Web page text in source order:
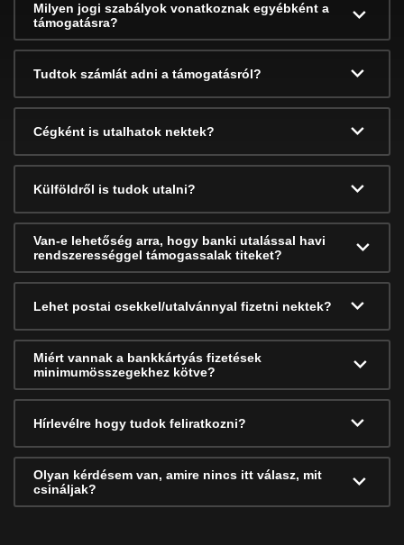
Milyen jogi szabályok vonatkoznak egyébként a
támogatásra?
Tudtok számlát adni a támogatásról?
Cégként is utalhatok nektek?
Külföldről is tudok utalni?
Van-e lehetőség arra, hogy banki utalással havi
rendszerességgel támogassalak titeket?
Lehet postai csekkel/utalvánnyal fizetni nektek?
Miért vannak a bankkártyás fizetések
minimumösszegekhez kötve?
Hírlevélre hogy tudok feliratkozni?
Olyan kérdésem van, amire nincs itt válasz, mit
csináljak?